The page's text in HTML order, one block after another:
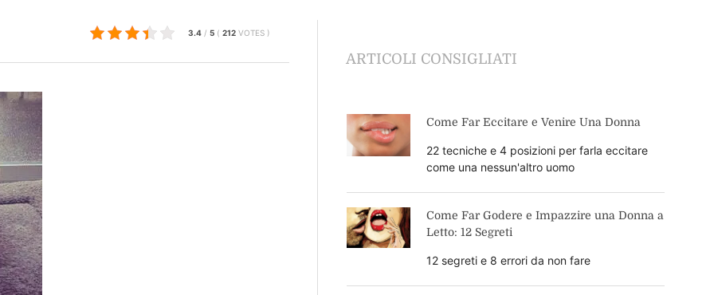
3.4 / 5 ( 212 VOTES )
ARTICOLI CONSIGLIATI
Come Far Eccitare e Venire Una Donna
22 tecniche e 4 posizioni per farla eccitare
come una nessun'altro uomo
Come Far Godere e Impazzire una Donna a
Letto: 12 Segreti
12 segreti e 8 errori da non fare